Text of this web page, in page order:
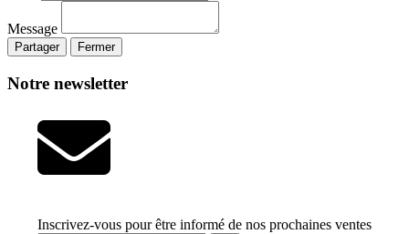
Message
Partager Fermer
Notre newsletter
Inscrivez-vous pour être informé de nos prochaines ventes